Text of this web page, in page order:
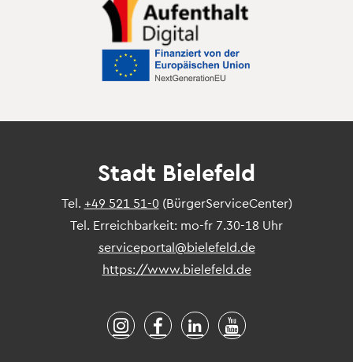
Stadt Bielefeld
Tel. +49 521 51-0(BürgerServiceCenter)
Tel. Erreichbarkeit: mo-fr 7.30-18 Uhr
serviceportal@bielefeld.de
https://www.bielefeld.de